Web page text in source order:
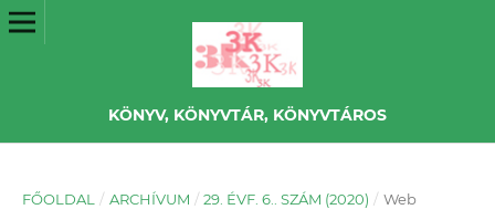
KÖNYV, KÖNYVTÁR, KÖNYVTÁROS
FŐOLDAL / ARCHÍVUM / 29. ÉVF. 6.. SZÁM (2020) / Web